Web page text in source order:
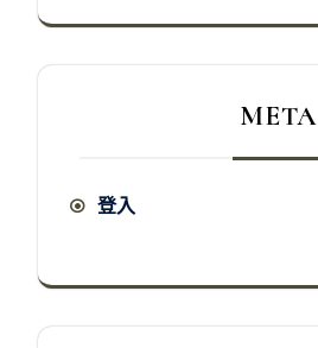
META
登入